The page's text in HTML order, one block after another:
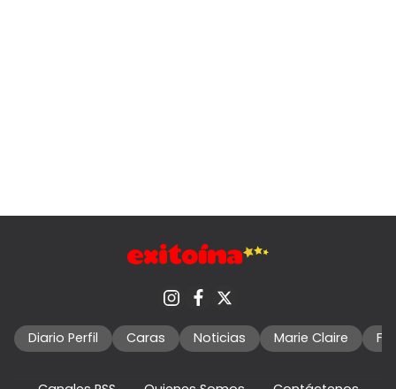
Diario Perfil Caras Noticias Marie Claire